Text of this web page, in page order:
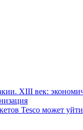
XIII век:
Tesco может